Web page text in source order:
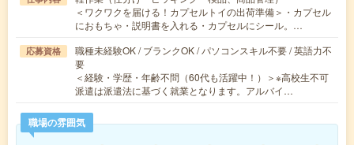
＜ワクワクを届ける！カプセルトイの出荷準備＞・カプセル
におもちゃ・説明書を入れる・カプセルにシール。…
応募資格
職種未経験OK / ブランクOK / パソコンスキル不要 / 英語力不
要
＜経験・学歴・年齢不問（60代も活躍中！）＞※高校生不可
派遣は派遣法に基づく就業となります。アルバイ…
職場の雰囲気